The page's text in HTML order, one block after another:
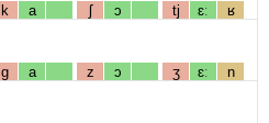
k a ʃ ɔ tj ɛː ʁ
g a z ɔ ʒ ɛː n